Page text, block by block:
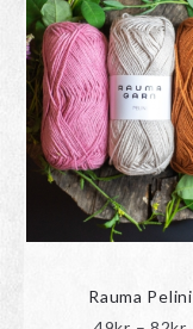
Rauma Pelini